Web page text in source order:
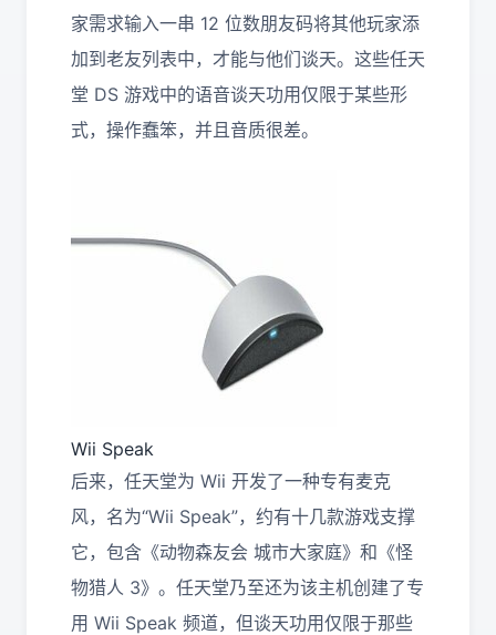
家需求输入一串 12 位数朋友码将其他玩家添
加到老友列表中，才能与他们谈天。这些任天
堂 DS 游戏中的语音谈天功用仅限于某些形
式，操作蠢笨，并且音质很差。
Wii Speak
后来，任天堂为 Wii 开发了一种专有麦克
风，名为“Wii Speak”，约有十几款游戏支撑
它，包含《动物森友会 城市大家庭》和《怪
物猎人 3》。任天堂乃至还为该主机创建了专
用 Wii Speak 频道，但谈天功用仅限于那些